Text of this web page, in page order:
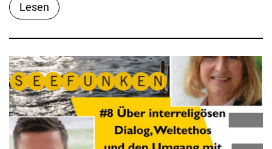
Lesen